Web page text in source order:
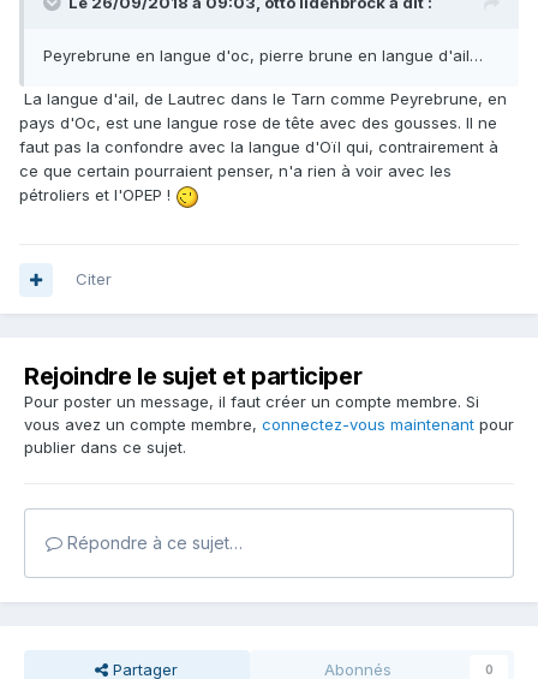
Peyrebrune en langue d'oc, pierre brune en langue d'ail…
La langue d'ail, de Lautrec dans le Tarn comme Peyrebrune, en
pays d'Oc, est une langue rose de tête avec des gousses. Il ne
faut pas la confondre avec la langue d'Oïl qui, contrairement à
ce que certain pourraient penser, n'a rien à voir avec les
pétroliers et l'OPEP !
Citer
Rejoindre le sujet et participer
Pour poster un message, il faut créer un compte membre. Si
vous avez un compte membre, connectez-vous maintenant pour
publier dans ce sujet.
Répondre à ce sujet…
Partager Abonnés 0